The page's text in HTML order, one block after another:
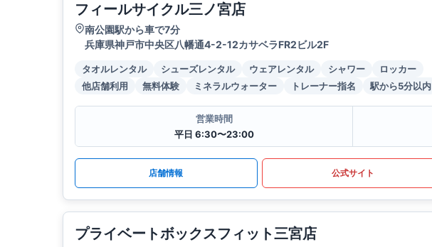
フィールサイクル三ノ宮店
南公園駅から車で7分
兵庫県神戸市中央区八幡通4-2-12カサベラFR2ビル2F
タオルレンタル シューズレンタル ウェアレンタル シャワー
ロッカー
他店舗利用
無料体験 ミネラルウォーター トレーナー指名 駅から5分以内
営業時間
平日 6:30〜23:00
店舗情報 公式サイト
プライベートボックスフィット三宮店